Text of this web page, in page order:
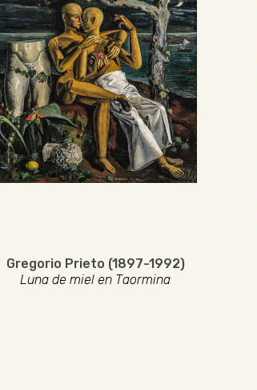
Gregorio Prieto (1897-1992)
Luna de miel en Taormina